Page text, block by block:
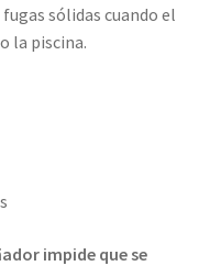
sólidas cuando el
la piscina.
impide que se